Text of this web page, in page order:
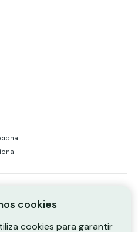
cookies
cookies para garantir